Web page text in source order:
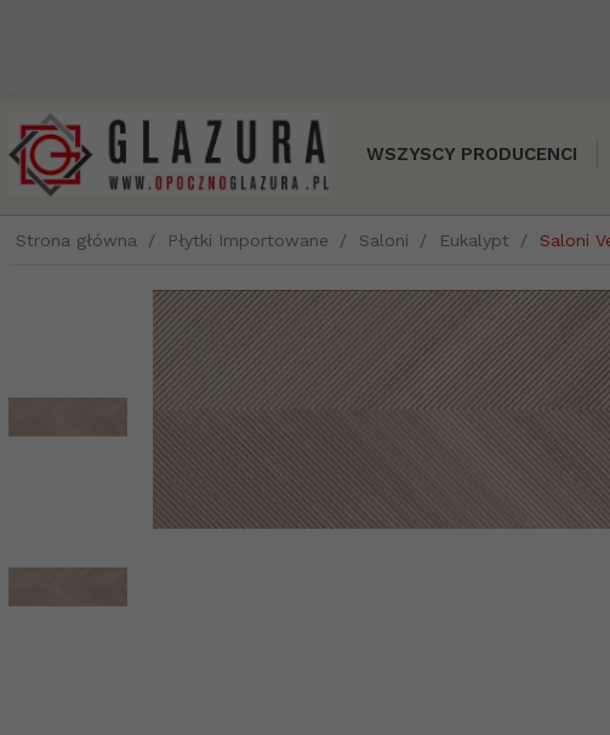
WSZYSCY PRODUCENCI
Strona główna Płytki Importowane Saloni Eukalypt Saloni